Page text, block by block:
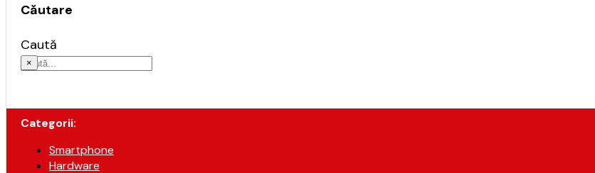
Căutare
Caută
×
Categorii:
Smartphone
Hardware